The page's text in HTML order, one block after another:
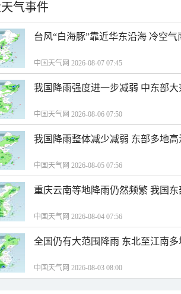
气事件
台风“白海豚”靠近华东沿海 冷空
中国天气网 2026-08-07 07:45
我国降雨强度进一步减弱 中东部
中国天气网 2026-08-06 07:50
我国降雨整体减少减弱 东部多地
中国天气网 2026-08-05 07:56
重庆云南等地降雨仍然频繁 我国
中国天气网 2026-08-04 07:56
全国仍有大范围降雨 东北至江南
中国天气网 2026-08-03 08:00